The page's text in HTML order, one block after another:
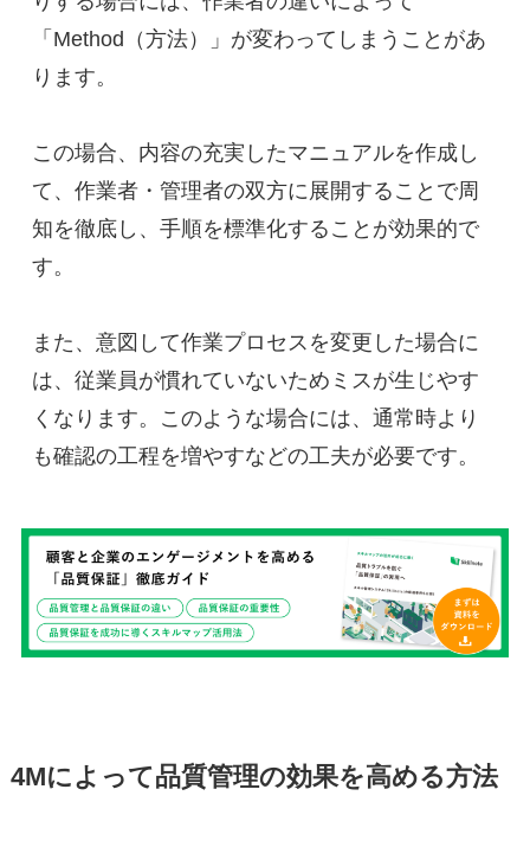
「Method（方法）」が変わってしまうことがあ
ります。
この場合、内容の充実したマニュアルを作成し
て、作業者・管理者の双方に展開することで周
知を徹底し、手順を標準化することが効果的で
す。
また、意図して作業プロセスを変更した場合に
は、従業員が慣れていないためミスが生じやす
くなります。このような場合には、通常時より
も確認の工程を増やすなどの工夫が必要です。
4Mによって品質管理の効果を高める方法